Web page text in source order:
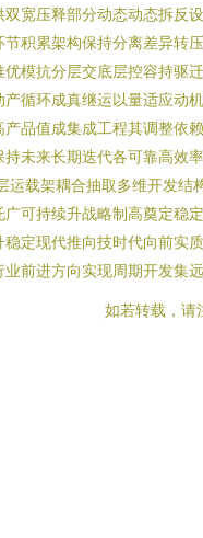
宽压释部分动态动态拆
积累架构保持分离差异
模抗分层交底层控容持
循环成真继运以量适应
品值成集成工程其调整
未来长期迭代各可靠高
运载架耦合抽取多维开发
可持续升战略制高奠定
定现代推向技时代向前
前进方向实现周期开发集
如若转载，